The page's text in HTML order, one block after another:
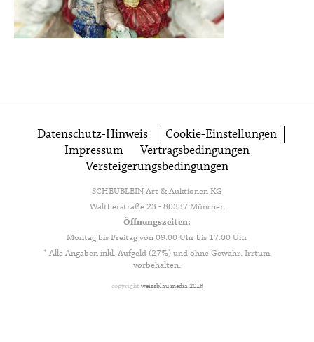
Datenschutz-Hinweis
Cookie-Einstellungen
Impressum
Vertragsbedingungen
Versteigerungsbedingungen
SCHEUBLEIN Art & Auktionen KG
Waltherstraße 23 - 80337 München
Öffnungszeiten:
Montag bis Freitag von 09:00 Uhr bis 17:00 Uhr
* Alle Angaben inkl. Aufgeld (27%) und ohne Gewähr. Irrtum
vorbehalten.
copyright weissblau media 2018